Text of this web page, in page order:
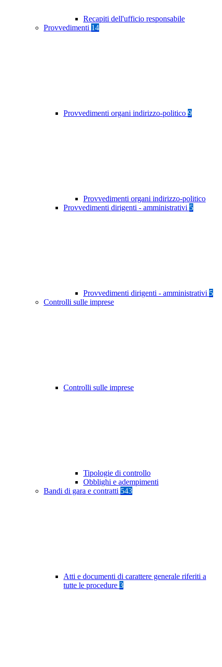
Recapiti dell'ufficio responsabile
Provvedimenti 14
Provvedimenti organi indirizzo-politico 9
Provvedimenti organi indirizzo-politico
Provvedimenti dirigenti - amministrativi 5
Provvedimenti dirigenti - amministrativi 5
Controlli sulle imprese
Controlli sulle imprese
Tipologie di controllo
Obblighi e adempimenti
Bandi di gara e contratti 543
Atti e documenti di carattere generale riferiti a
tutte le procedure 3